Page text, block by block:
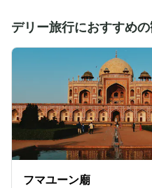
デリー旅行におすすめ
フマユーン廟